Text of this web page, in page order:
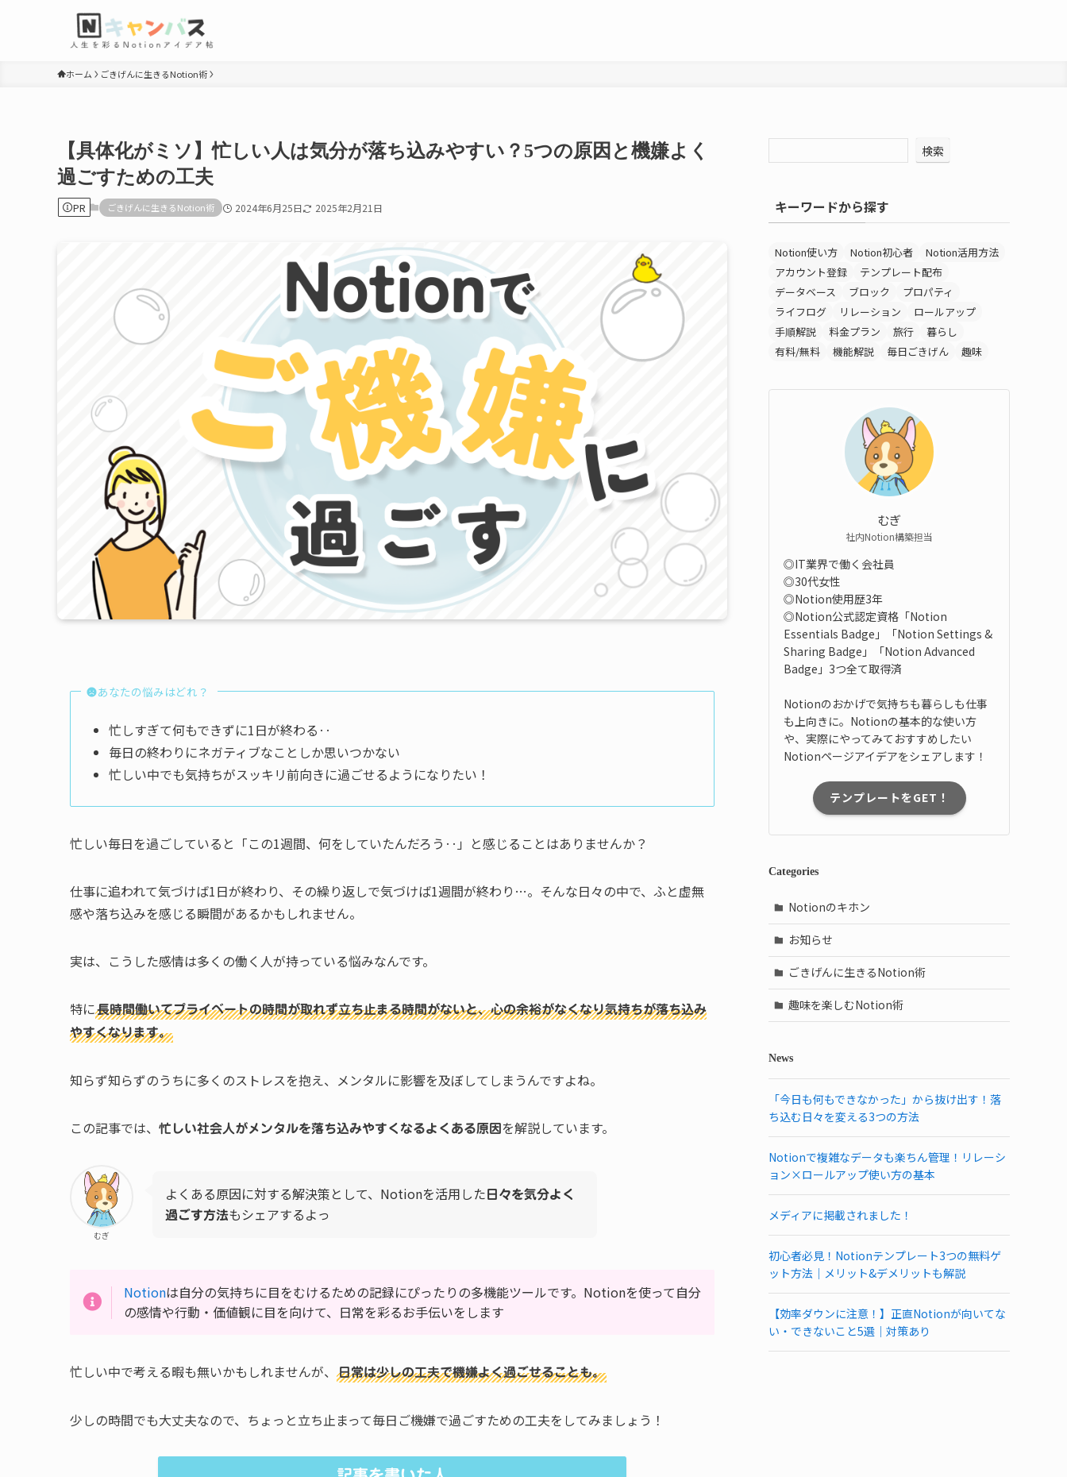
ホーム ごきげんに生きるNotion術
【具体化がミソ】忙しい人は気分が落ち込みやすい？5つの原因と機嫌よく
過ごすための工夫
PR ごきげんに生きるNotion術 2024年6月25日 2025年2月21日
あなたの悩みはどれ？
忙しすぎて何もできずに1日が終わる‥
毎日の終わりにネガティブなことしか思いつかない
忙しい中でも気持ちがスッキリ前向きに過ごせるようになりたい！
忙しい毎日を過ごしていると「この1週間、何をしていたんだろう‥」と感じることはありませんか？
仕事に追われて気づけば1日が終わり、その繰り返しで気づけば1週間が終わり…。そんな日々の中で、ふと虚無
感や落ち込みを感じる瞬間があるかもしれません。
実は、こうした感情は多くの働く人が持っている悩みなんです。
特に長時間働いてプライベートの時間が取れず立ち止まる時間がないと、心の余裕がなくなり気持ちが落ち込み
やすくなります。
知らず知らずのうちに多くのストレスを抱え、メンタルに影響を及ぼしてしまうんですよね。
この記事では、 忙しい社会人がメンタルを落ち込みやすくなるよくある原因 を解説しています。
むぎ
よくある原因に対する解決策として、Notionを活用した 日々を気分よく
過ごす方法もシェアするよっ
Notionは自分の気持ちに目をむけるための記録にぴったりの多機能ツールです。Notionを使って自分
の感情や行動・価値観に目を向けて、日常を彩るお手伝いをします
忙しい中で考える暇も無いかもしれませんが、 日常は少しの工夫で機嫌よく過ごせることも。
少しの時間でも大丈夫なので、ちょっと立ち止まって毎日ご機嫌で過ごすための工夫をしてみましょう！
検索
キーワードから探す
Notion使い方 Notion初心者
Notion活用方法
アカウント登録
テンプレート配布
データベース
ブロック
プロパティ
ライフログ
リレーション
ロールアップ
手順解説
料金プラン 旅行
暮らし
有料/無料
機能解説 毎日ごきげん 趣味
むぎ
社内Notion構築担当
◎IT業界で働く会社員
◎30代女性
◎Notion使用歴3年
◎Notion公式認定資格「Notion
Essentials Badge」「Notion Settings &
Sharing Badge」「Notion Advanced
Badge」3つ全て取得済
Notionのおかげで気持ちも暮らしも仕事
も上向きに。Notionの基本的な使い方
や、実際にやってみておすすめしたい
Notionページアイデアをシェアします！
テンプレートをGET！
Categories
Notionのキホン
お知らせ
ごきげんに生きるNotion術
趣味を楽しむNotion術
News
「今日も何もできなかった」から抜け出す！落
ち込む日々を変える3つの方法
Notionで複雑なデータも楽ちん管理！リレーシ
ョン×ロールアップ使い方の基本
メディアに掲載されました！
初心者必見！Notionテンプレート3つの無料ゲ
ット方法｜メリット&デメリットも解説
【効率ダウンに注意！】正直Notionが向いてな
い・できないこと5選｜対策あり